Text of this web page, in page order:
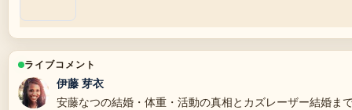
ライブコメント
伊藤 芽衣
安藤なつの結婚・体重・活動の真相とカズレーザー結婚ま